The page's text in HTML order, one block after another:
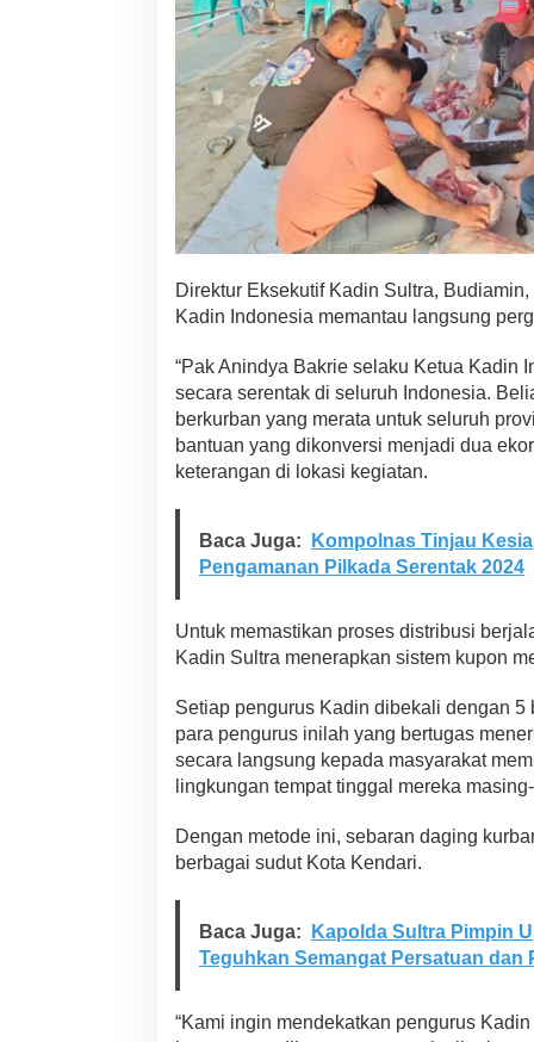
Direktur Eksekutif Kadin Sultra,
Kadin Indonesia memantau langsung
“Pak Anindya Bakrie selaku Ketua Kadin
secara serentak di seluruh Indonesia.
berkurban yang merata untuk seluruh
bantuan yang dikonversi menjadi dua
keterangan di lokasi kegiatan.
Baca Juga:
Kompolnas Tinjau
Pengamanan Pilkada Serentak 2024
Untuk memastikan proses distribusi
Kadin Sultra menerapkan sistem kupon
Setiap pengurus Kadin dibekali dengan
para pengurus inilah yang bertugas
secara langsung kepada masyarakat
lingkungan tempat tinggal mereka
Dengan metode ini, sebaran daging
berbagai sudut Kota Kendari.
Baca Juga:
Kapolda Sultra Pimpin
Teguhkan Semangat Persatuan dan
“Kami ingin mendekatkan pengurus